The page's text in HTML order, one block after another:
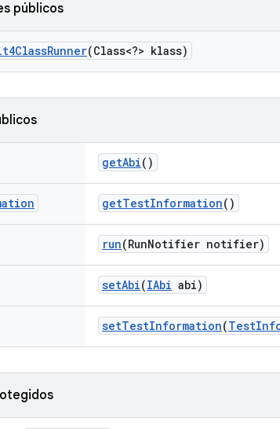
públicos
Runner(Class<?> klass)
getAbi()
getTestInformation()
run(RunNotifier notifier)
setAbi(IAbi abi)
setTestInformation(Test